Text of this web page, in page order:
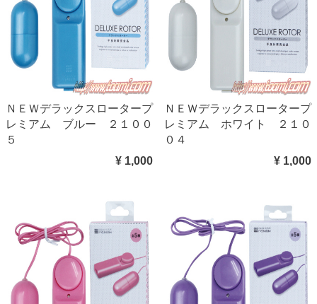
ＮＥＷデラックスロータープ
レミアム ブルー ２１００
５
¥ 1,000
ＮＥＷデラックスロータープ
レミアム ホワイト ２１０
０４
¥ 1,000